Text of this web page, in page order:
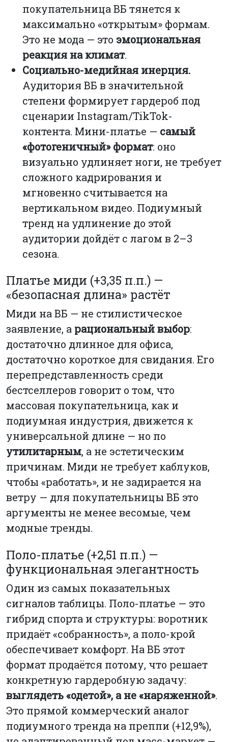
покупательница ВБ тянется к
максимально «открытым» формам.
Это не мода — это эмоциональная
реакция на климат.
Социально-медийная инерция.
Аудитория ВБ в значительной
степени формирует гардероб под
сценарии Instagram/TikTok-
контента. Мини-платье — самый
«фотогеничный» формат: оно
визуально удлиняет ноги, не требует
сложного кадрирования и
мгновенно считывается на
вертикальном видео. Подиумный
тренд на удлинение до этой
аудитории дойдёт с лагом в 2–3
сезона.
Платье миди (+3,35 п.п.) —
«безопасная длина» растёт
Миди на ВБ — не стилистическое
заявление, а рациональный выбор:
достаточно длинное для офиса,
достаточно короткое для свидания. Его
перепредставленность среди
бестселлеров говорит о том, что
массовая покупательница, как и
подиумная индустрия, движется к
универсальной длине — но по
утилитарным, а не эстетическим
причинам. Миди не требует каблуков,
чтобы «работать», и не задирается на
ветру — для покупательницы ВБ это
аргументы не менее весомые, чем
модные тренды.
Поло-платье (+2,51 п.п.) —
функциональная элегантность
Один из самых показательных
сигналов таблицы. Поло-платье — это
гибрид спорта и структуры: воротник
придаёт «собранность», а поло-крой
обеспечивает комфорт. На ВБ этот
формат продаётся потому, что решает
конкретную гардеробную задачу:
выглядеть «одетой», а не «наряженной».
Это прямой коммерческий аналог
подиумного тренда на преппи (+12,9%),